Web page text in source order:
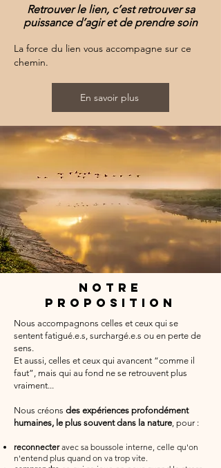
Retrouver le lien, c’est retrouver sa
puissance d’agir et de prendre soin
La force du lien vous accompagne sur ce
chemin.
En savoir plus
NOTRE
PROPOSITION
Nous accompagnons celles et ceux qui se
sentent fatigué.e.s, surchargé.e.s ou en perte de
sens.
Et aussi, celles et ceux qui avancent “comme il
faut”, mais qui au fond ne se retrouvent plus
vraiment...
Nous créons des expériences profondément
humaines, le plus souvent dans la nature, pour :
reconnecteravec sa boussole interne, celle qu'on
n'entend plus quand on va trop vite.